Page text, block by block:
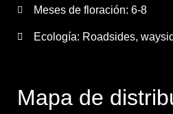
Meses de floración: 6-8
Ecología: Roadsides,
Mapa de